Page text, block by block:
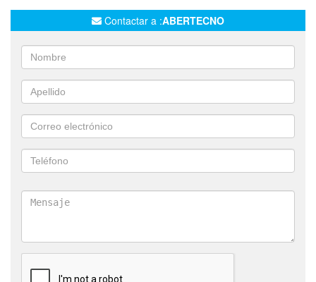
Contactar a :ABERTECNO